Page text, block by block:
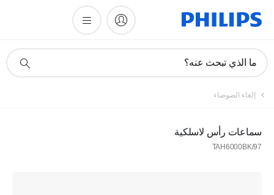
دعم
ما الذي تبحث عنه؟
إلغاء الضوضاء
سماعات رأس لاسلكية
TAH6000BK/97